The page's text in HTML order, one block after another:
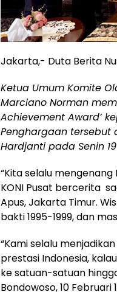
Jakarta,- Duta Berita
Ketua Umum Komite
Marciano Norman
Achievement Award’
Penghargaan tersebut
Hardjanti pada Senin
“Kita selalu mengenang
KONI Pusat bercerita
Apus, Jakarta Timur.
bakti 1995-1999, dan
“Kami selalu
prestasi Indonesia,
ke satuan-satuan
Bondowoso, 10 Februari